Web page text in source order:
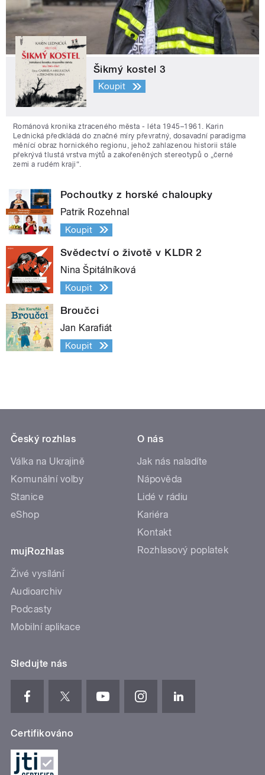
Šikmý kostel 3
Koupit
Románová kronika ztraceného města - léta 1945–1961. Karin
Lednická předkládá do značné míry převratný, dosavadní paradigma
měnící obraz hornického regionu, jehož zahlazenou historii stále
překrývá tlustá vrstva mýtů a zakořeněných stereotypů o „černé
zemi a rudém kraji“.
Pochoutky z horské chaloupky
Patrik Rozehnal
Koupit
Svědectví o životě v KLDR 2
Nina Špitálníková
Koupit
Broučci
Jan Karafiát
Koupit
Český rozhlas
Válka na Ukrajině
Komunální volby
Stanice
eShop
mujRozhlas
Živé vysílání
Audioarchiv
Podcasty
Mobilní aplikace
O nás
Jak nás naladíte
Nápověda
Lidé v rádiu
Kariéra
Kontakt
Rozhlasový poplatek
Sledujte nás
Certifikováno